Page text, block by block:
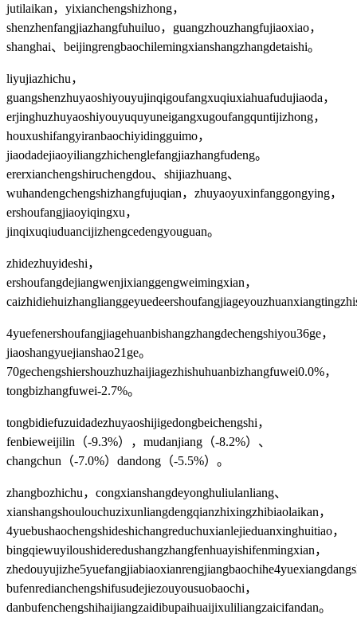
jutilaikan，yixianchengshizhong，
shenzhenfangjiazhangfuhuiluo，guangzhouzhangfujiaoxiao，
shanghai、beijingrengbaochilemingxianshangzhangdetaishi。
liyujiazhichu，
guangshenzhuyaoshiyouyujinqigoufangxuqiuxiahuafudujiaoda，
erjinghuzhuyaoshiyouyuquyuneigangxugoufangquntijizhong，
houxushifangyiranbaochiyidingguimo，
jiaodadejiaoyiliangzhichenglefangjiazhangfudeng。
ererxianchengshiruchengdou、shijiazhuang、
wuhandengchengshizhangfujuqian，zhuyaoyuxinfanggongying，
ershoufangjiaoyiqingxu，
jinqixuqiuduancijizhengcedengyouguan。
zhidezhuyideshi，
ershoufangdejiangwenjixianggengweimingxian，
4yuefenershoufangjiagehuanbishangzhangdechengshiyou36ge，
jiaoshangyuejianshao21ge。
70gechengshiershouzhuzhaijiagezhishuhuanbizhangfuwei0.0%，
tongbizhangfuwei-2.7%。
tongbidiefuzuidadezhuyaoshijigedongbeichengshi，
fenbieweijilin（-9.3%），mudanjiang（-8.2%）、
changchun（-7.0%）dandong（-5.5%）。
zhangbozhichu，congxianshangdeyonghuliulanliang、
xianshangshoulouchuzixunliangdengqianzhixingzhibiaolaikan，
4yuebushaochengshideshichangreduchuxianlejieduanxinghuitiao，
bingqiewuyiloushideredushangzhangfenhuayishifenmingxian，
bufenredianchengshifusudejiezouyousuobaochi，
danbufenchengshihaijiangzaidibupaihuaijixuliliangzaicifandan。